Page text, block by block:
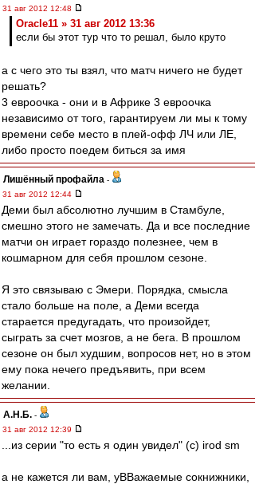
31 авг 2012 12:48
Oracle11 » 31 авг 2012 13:36
если бы этот тур что то решал, было круто
а с чего это ты взял, что матч ничего не будет
решать?
3 евроочка - они и в Африке 3 евроочка
независимо от того, гарантируем ли мы к тому
времени себе место в плей-офф ЛЧ или ЛЕ,
либо просто поедем биться за имя
Лишённый профайла -
31 авг 2012 12:44
Деми был абсолютно лучшим в Стамбуле,
смешно этого не замечать. Да и все последние
матчи он играет гораздо полезнее, чем в
кошмарном для себя прошлом сезоне.
Я это связываю с Эмери. Порядка, смысла
стало больше на поле, а Деми всегда
старается предугадать, что произойдет,
сыграть за счет мозгов, а не бега. В прошлом
сезоне он был худшим, вопросов нет, но в этом
ему пока нечего предъявить, при всем
желании.
А.Н.Б. -
31 авг 2012 12:39
...из серии "то есть я один увидел" (с) irod sm
а не кажется ли вам, уВВажаемые сокнижники,